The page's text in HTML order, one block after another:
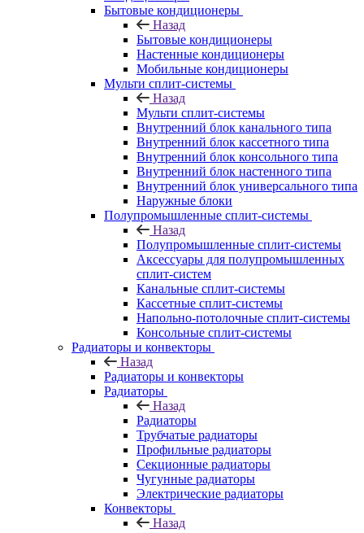
Бытовые кондиционеры
Назад
Бытовые кондиционеры
Настенные кондиционеры
Мобильные кондиционеры
Мульти сплит-системы
Назад
Мульти сплит-системы
Внутренний блок канального типа
Внутренний блок кассетного типа
Внутренний блок консольного типа
Внутренний блок настенного типа
Внутренний блок универсального типа
Наружные блоки
Полупромышленные сплит-системы
Назад
Полупромышленные сплит-системы
Аксессуары для полупромышленных
сплит-систем
Канальные сплит-системы
Кассетные сплит-системы
Напольно-потолочные сплит-системы
Консольные сплит-системы
Радиаторы и конвекторы
Назад
Радиаторы и конвекторы
Радиаторы
Назад
Радиаторы
Трубчатые радиаторы
Профильные радиаторы
Секционные радиаторы
Чугунные радиаторы
Электрические радиаторы
Конвекторы
Назад